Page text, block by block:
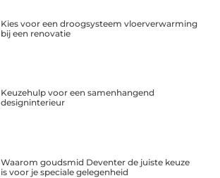
Kies voor een droogsysteem vloerverwarming
bij een renovatie
Keuzehulp voor een samenhangend
designinterieur
Waarom goudsmid Deventer de juiste keuze
is voor je speciale gelegenheid